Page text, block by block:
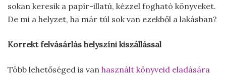
sokan keresik a papír-illatú, kézzel fogható könyveket.
De mi a helyzet, ha már túl sok van ezekből a lakásban?
Korrekt felvásárlás helyszíni kiszállással
Több lehetőséged is van használt könyveid eladására